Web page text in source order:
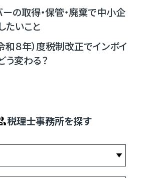
ーの取得・保管・廃棄で中小企
たいこと
和８年）度税制改正でインボイ
う変わる？
税理士事務所を探す